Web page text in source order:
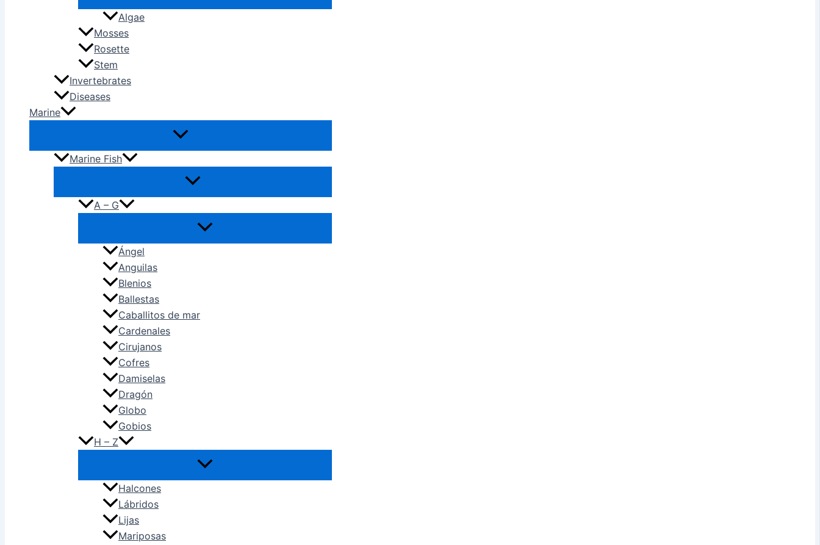
Algae
Mosses
Rosette
Stem
Invertebrates
Diseases
Marine
Marine Fish
A – G
Ángel
Anguilas
Blenios
Ballestas
Caballitos de mar
Cardenales
Cirujanos
Cofres
Damiselas
Dragón
Globo
Gobios
H – Z
Halcones
Lábridos
Lijas
Mariposas